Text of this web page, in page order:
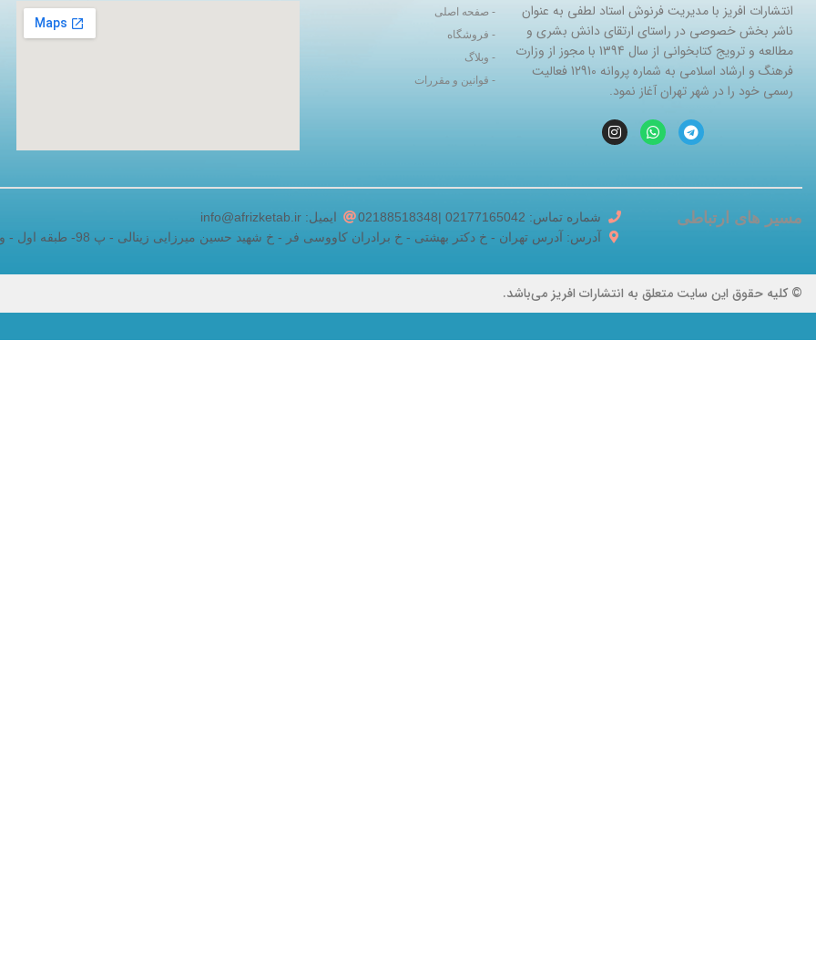
انتشارات افریز با مدیریت فرنوش استاد لطفی به عنوان
ناشر بخش خصوصی در راستای ارتقای دانش بشری و
مطالعه و ترویج کتابخوانی از سال 1394 با مجوز از وزارت
فرهنگ و ارشاد اسلامی به شماره پروانه 12910 فعالیت
رسمی خود را در شهر تهران آغاز نمود.
- صفحه اصلی
- فروشگاه
- وبلاگ
- قوانین و مقررات
مسیر های ارتباطی شماره تماس: 02177165042 |02188518348
ایمیل: info@afrizketab.ir
آدرس: آدرس تهران - خ دکتر بهشتی - خ برادران کاووسی فر - خ شهید حسین میرزایی زینالی - پ 98- طبقه اول - واحد 5
© کلیه حقوق این سایت متعلق به انتشارات افریز می‌باشد.